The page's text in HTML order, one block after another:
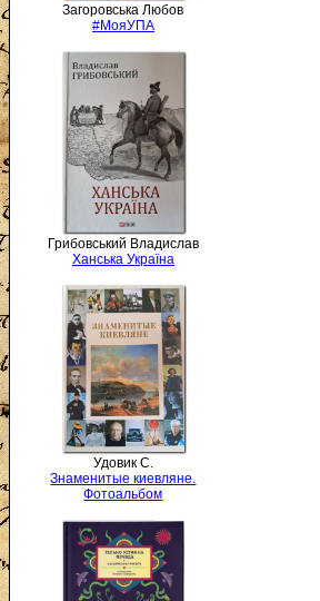
Загоровська Любов
#МояУПА
Грибовський Владислав
Ханська Україна
Удовик С.
Знаменитые киевляне.
Фотоальбом